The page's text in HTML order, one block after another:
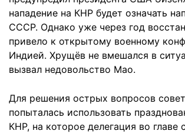
нападение на КНР будет означать
СССР. Однако уже через год
привело к открытому военному
Индией. Хрущёв не вмешался в
вызвал недовольство Мао.
Для решения острых вопросов
попыталась использовать
КНР, на которое делегация во